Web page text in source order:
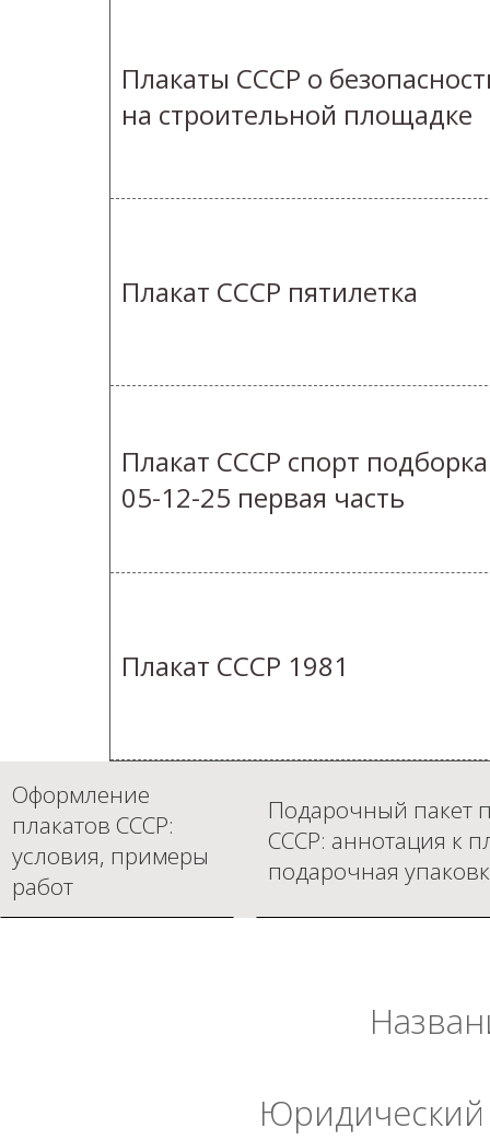
Плакаты СССР о
на строительной площадке
Плакат СССР пятилетка
Плакат СССР спорт подборка
05-12-25 первая часть
Плакат СССР 1981
Оформление
плакатов СССР:
условия, примеры
работ
Подарочный пакет
СССР: аннотация к
подарочная